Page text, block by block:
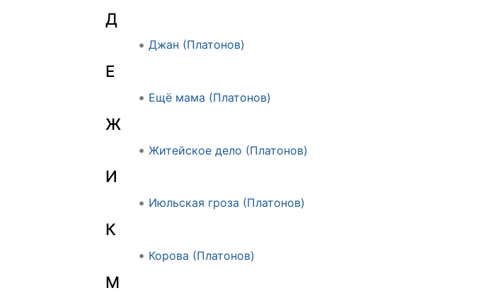
Д
Джан (Платонов)
Е
Ещё мама (Платонов)
Ж
Житейское дело (Платонов)
И
Июльская гроза (Платонов)
К
Корова (Платонов)
М